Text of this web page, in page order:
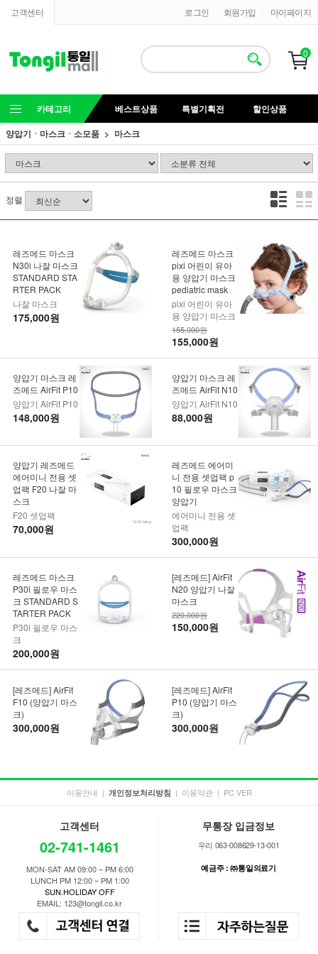
고객센터 마이페이지
회원가입
로그인
0
카테고리 베스트상품 특별기획전
할인상품
양압기ㆍ마스크ㆍ소모품
마스크
정렬
레즈메드 마스크
N30i 나잘 마스크
STANDARD STA
RTER PACK
나잘 마스크
175,000원
레즈메드 마스크
pixi 어린이 유아
용 양압기 마스크
pediatric mask
pixi 어린이 유아
용 양압기 마스크
155,000원
155,000원
양압기 마스크 레
즈메드 AirFit P10
양압기 AirFit P10
148,000원
양압기 마스크 레
즈메드 AirFit N10
양압기 AirFit N10
88,000원
양압기 레즈메드
에어미니 전용 셋
업팩 F20 나잘 마
스크
F20 셋업팩
70,000원
레즈메드 에어미
니 전용 셋업팩 p
10 필로우 마스크
양압기
에어미니 전용 셋
업팩
300,000원
레즈메드 마스크
P30i 필로우 마스
크 STANDARD S
TARTER PACK
P30i 필로우 마스
크
200,000원
[레즈메드] AirFit
N20 양압기 나잘
마스크
220,000원
150,000원
[레즈메드] AirFit
F10 (양압기 마스
크)
300,000원
[레즈메드] AirFit
P10 (양압기 마스
크)
300,000원
이용안내 | 개인정보처리방침 | 이용약관 | PC VER
고객센터
02-741-1461
MON-SAT AM 09:00 ~ PM 6:00
LUNCH PM 12:00 ~ PM 1:00
SUN.HOLIDAY OFF
EMAIL: 123@tongil.co.kr
무통장 입금정보
우리 063-008629-13-001
예금주 : ㈜통일의료기